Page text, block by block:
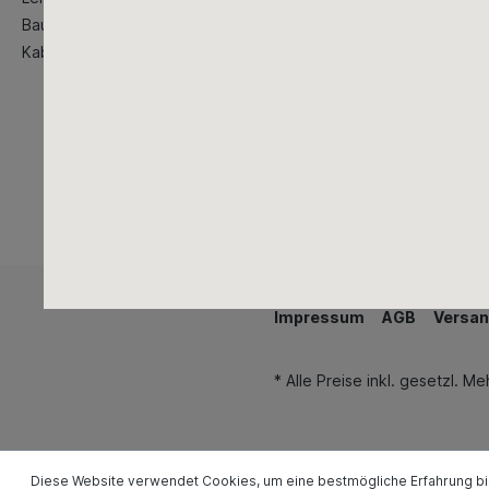
Baustellenbedarf
Kabeltrommeln
Impressum AGB
* Alle Preise inkl. gesetzl.
Diese Website verwendet Cookies, um eine bestmögliche Erfahrung